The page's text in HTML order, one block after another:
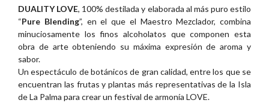
DUALITY LOVE, 100% destilada y elaborada al más puro estilo
“Pure Blending”, en el que el Maestro Mezclador, combina
minuciosamente los finos alcoholatos que componen esta
obra de arte obteniendo su máxima expresión de aroma y
sabor.
Un espectáculo de botánicos de gran calidad, entre los que se
encuentran las frutas y plantas más representativas de la Isla
de La Palma para crear un festival de armonía LOVE.